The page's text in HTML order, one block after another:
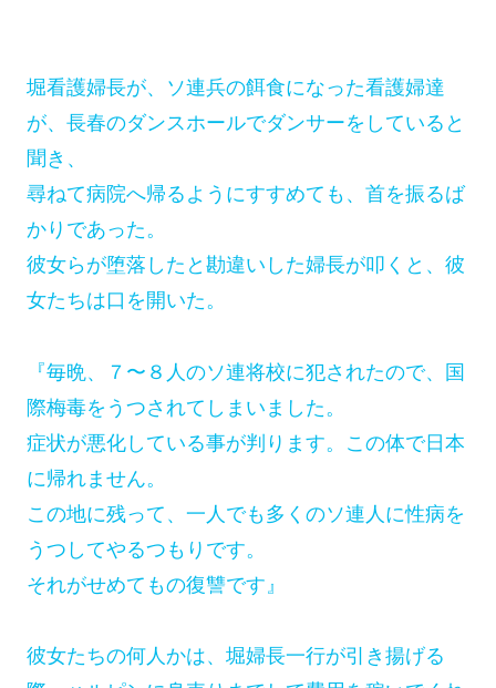
堀看護婦長が、ソ連兵の餌食になった看護婦達
が、長春のダンスホールでダンサーをしていると
聞き、
尋ねて病院へ帰るようにすすめても、首を振るば
かりであった。
彼女らが堕落したと勘違いした婦長が叩くと、彼
女たちは口を開いた。
『毎晩、７〜８人のソ連将校に犯されたので、国
際梅毒をうつされてしまいました。
症状が悪化している事が判ります。この体で日本
に帰れません。
この地に残って、一人でも多くのソ連人に性病を
うつしてやるつもりです。
それがせめてもの復讐です』
彼女たちの何人かは、堀婦長一行が引き揚げる